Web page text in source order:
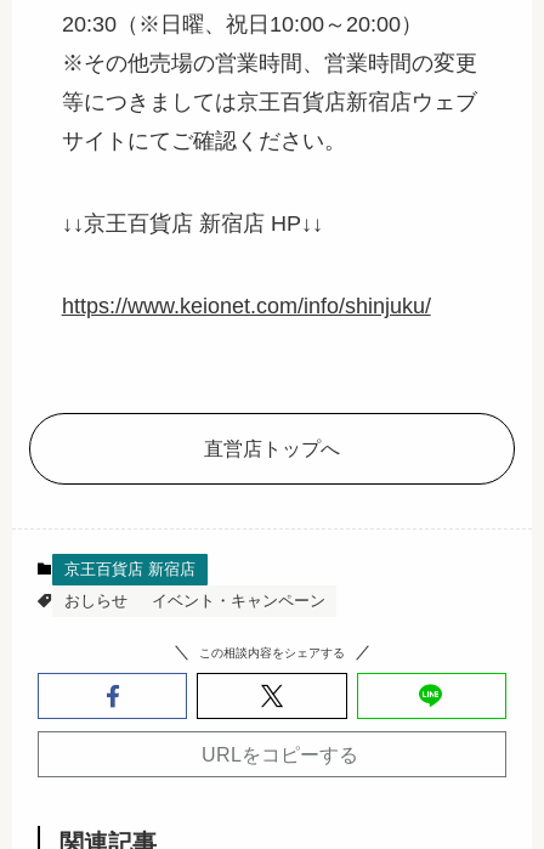
20:30（※日曜、祝日10:00～20:00）
※その他売場の営業時間、営業時間の変更
等につきましては京王百貨店新宿店ウェブ
サイトにてご確認ください。
↓↓京王百貨店 新宿店 HP↓↓
https://www.keionet.com/info/shinjuku/
直営店トップへ
京王百貨店 新宿店
おしらせ
イベント・キャンペーン
この相談内容をシェアする
URLをコピーする
関連記事